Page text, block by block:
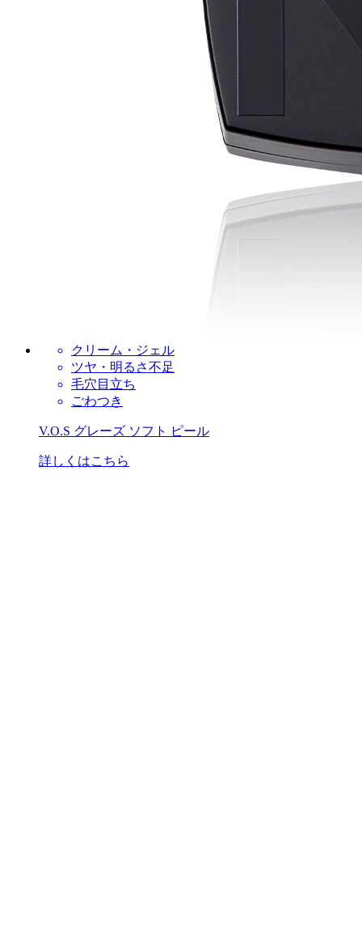
クリーム・ジェル
ツヤ・明るさ不足
毛穴目立ち
ごわつき
V.O.S グレーズ ソフト ピール
詳しくはこちら